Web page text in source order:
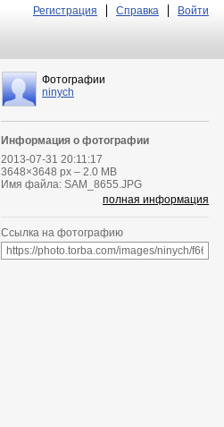
Регистрация Справка Войти
Фотографии
ninych
Информация о фотографии
2013-07-31 20:11:17
3648×3648 px – 2.0 MB
Имя файла: SAM_8655.JPG
полная информация
Ссылка на фотографию